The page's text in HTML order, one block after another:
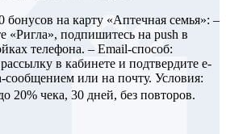
бонусов на карту «Аптечная семья»: –
«Ригла», подпишитесь на push в
телефона. – Email-способ:
в кабинете и подтвердите e-
сообщением или на почту. Условия:
20% чека, 30 дней, без повторов.